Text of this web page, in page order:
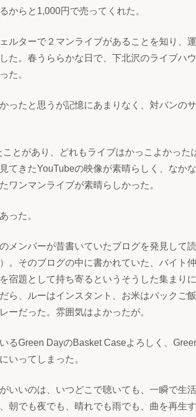
からと1,000円で売ってくれた。
ルターで２マンライブがあることを知り、
た。春うららかな日で、下北沢のライブハ
た。
ったと思うが記憶にあまりなく、対バンの
とがあり、どれもライブはかっこよかった
てきたYouTubeの映像が素晴らしく、なか
ワンマンライブが素晴らしかった。
った。
メンバーが昔書いていたブログを発見して
。そのブログの中に書かれていた、バイト
宿題として持ち寄るというそうした集まり
ら、ルーはインスタント、お米はパックご
ーだった。雰囲気はよかったが。
るGreen DayのBasket Caseよろしく、
いってしまった。
いいのは、いつどこで聴いても、一瞬で生
朝でも夜でも、晴れでも雨でも、曲を再生